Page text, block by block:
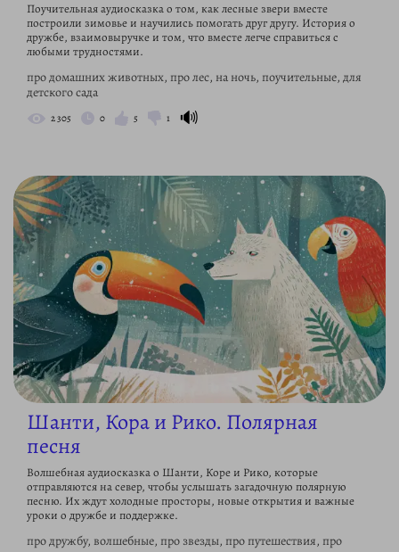
Поучительная аудиосказка о том, как лесные звери вместе
построили зимовье и научились помогать друг другу. История о
дружбе, взаимовыручке и том, что вместе легче справиться с
любыми трудностями.
про домашних животных, про лес, на ночь, поучительные, для
детского сада
2 305 0 5 1 🔊
Шанти, Кора и Рико. Полярная
песня
Волшебная аудиосказка о Шанти, Коре и Рико, которые
отправляются на север, чтобы услышать загадочную полярную
песню. Их ждут холодные просторы, новые открытия и важные
уроки о дружбе и поддержке.
про дружбу, волшебные, про звезды, про путешествия, про